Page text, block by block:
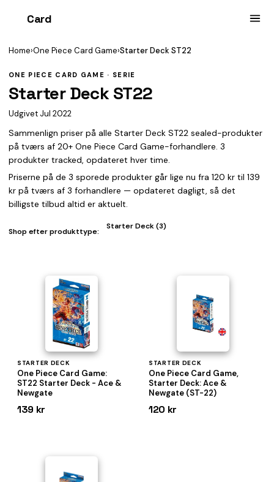
Card
Home›One Piece Card Game›Starter Deck ST22
ONE PIECE CARD GAME · SERIE
Starter Deck ST22
Udgivet Jul 2022
Sammenlign priser på alle Starter Deck ST22 sealed-produkter
på tværs af 20+ One Piece Card Game-forhandlere. 3
produkter tracked, opdateret hver time.
Priserne på de 3 sporede produkter går lige nu fra 120 kr til 139
kr på tværs af 3 forhandlere — opdateret dagligt, så det
billigste tilbud altid er aktuelt.
Shop efter produkttype:
Starter Deck (3)
STARTER DECK
One Piece Card Game:
ST22 Starter Deck - Ace &
Newgate
139 kr
STARTER DECK
One Piece Card Game,
Starter Deck: Ace &
Newgate (ST-22)
120 kr